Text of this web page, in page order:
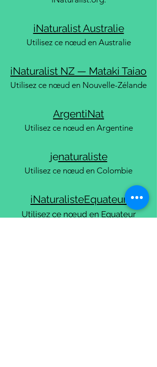
iNaturalist Australie
Utilisez ce nœud en Australie
iNaturalist NZ — Mataki Taiao
Utilisez ce nœud en Nouvelle-Zélande
ArgentiNat
Utilisez ce nœud en Argentine
jenaturaliste
Utilisez ce nœud en Colombie
iNaturalisteEquateur
Utilisez ce nœud en Equateur